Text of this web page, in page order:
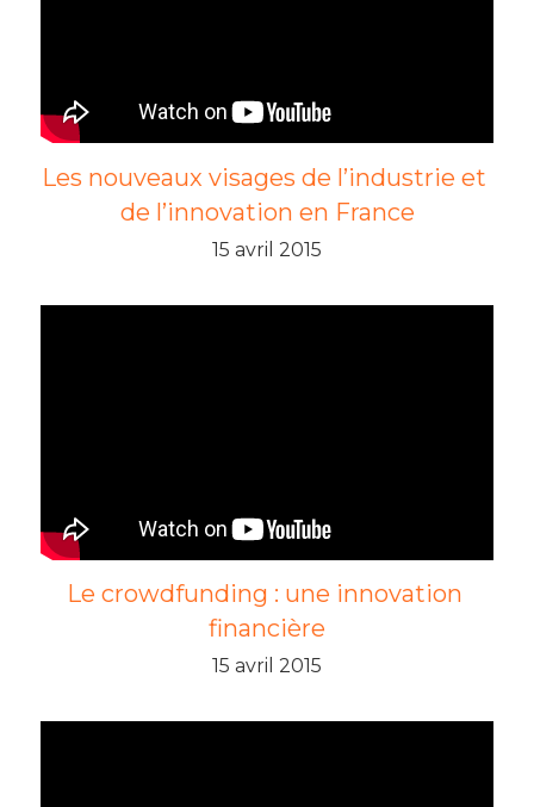
Les nouveaux visages de l’industrie et
de l’innovation en France
15 avril 2015
Le crowdfunding : une innovation
financière
15 avril 2015